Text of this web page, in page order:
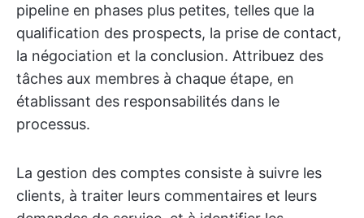
pipeline en phases plus petites, telles que la
qualification des prospects, la prise de contact,
la négociation et la conclusion. Attribuez des
tâches aux membres à chaque étape, en
établissant des responsabilités dans le
processus.
La gestion des comptes consiste à suivre les
clients, à traiter leurs commentaires et leurs